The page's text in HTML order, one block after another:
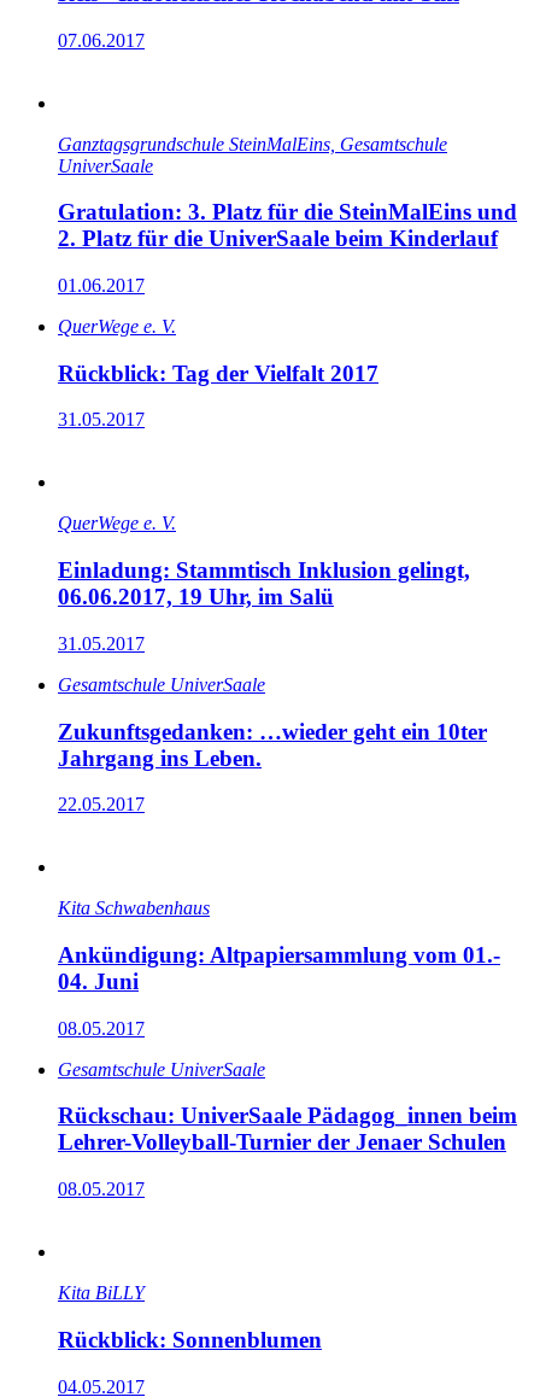
07.06.2017
Ganz­tags­grund­schule SteinMalEins, Gesamtschule
UniverSaale
Gratulation: 3. Platz für die SteinMalEins und
2. Platz für die UniverSaale beim Kinderlauf
01.06.2017
QuerWege e. V.
Rückblick: Tag der Vielfalt 2017
31.05.2017
QuerWege e. V.
Einladung: Stammtisch Inklusion gelingt,
06.06.2017, 19 Uhr, im Salü
31.05.2017
Gesamtschule UniverSaale
Zukunftsgedanken: …wieder geht ein 10ter
Jahrgang ins Leben.
22.05.2017
Kita Schwabenhaus
Ankündigung: Altpapiersammlung vom 01.-
04. Juni
08.05.2017
Gesamtschule UniverSaale
Rückschau: UniverSaale Pädagog_innen beim
Lehrer-Volleyball-Turnier der Jenaer Schulen
08.05.2017
Kita BiLLY
Rückblick: Sonnenblumen
04.05.2017